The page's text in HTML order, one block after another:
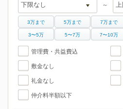
～
3万まで 5万まで 7万まで
3〜5万 5〜7万 7〜10万
管理費・共益費込
敷金なし
礼金なし
仲介料半額以下